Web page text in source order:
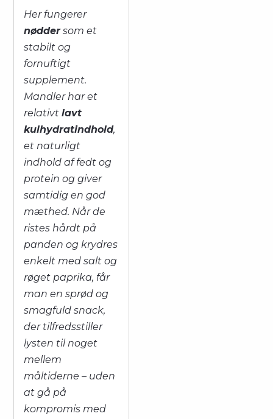
Her fungerer
nøddersom et
stabilt og
fornuftigt
supplement.
Mandler har et
relativt lavt
kulhydratindhold,
et naturligt
indhold af fedt og
protein og giver
samtidig en god
mæthed. Når de
ristes hårdt på
panden og krydres
enkelt med salt og
røget paprika, får
man en sprød og
smagfuld snack,
der tilfredsstiller
lysten til noget
mellem
måltiderne – uden
at gå på
kompromis med